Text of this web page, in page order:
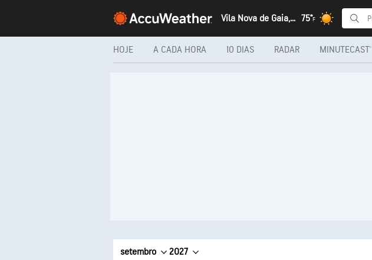
Vila Nova de Gaia, Porto 75°F
HOJE A CADA HORA 10 DIAS RADAR MINUTECAST®
setembro 2027